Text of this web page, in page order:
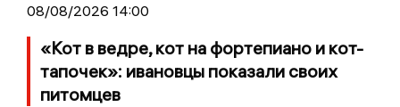
08/08/2026 14:00
«Кот в ведре, кот на фортепиано и кот-
тапочек»: ивановцы показали своих
питомцев